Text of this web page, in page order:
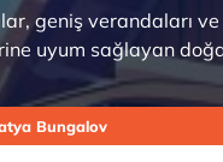
Bungalov
geniş verandaları ve
uyum sağlayan